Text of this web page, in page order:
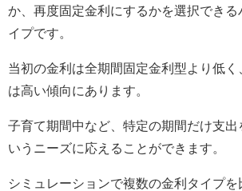
か、再度固定金利にするかを選択できる
イプです。
当初の金利は全期間固定金利型より低く
は高い傾向にあります。
子育て期間中など、特定の期間だけ支出
いうニーズに応えることができます。
シミュレーションで複数の金利タイプを